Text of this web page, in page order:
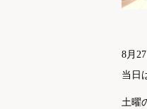
8月
当日
土曜